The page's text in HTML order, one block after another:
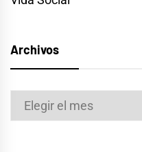
Archivos
Archivos